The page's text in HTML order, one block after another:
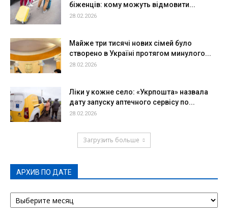
біженців: кому можуть відмовити...
28.02.2026
Майже три тисячі нових сімей було
створено в Україні протягом минулого...
28.02.2026
Ліки у кожне село: «Укрпошта» назвала
дату запуску аптечного сервісу по...
28.02.2026
Загрузить больше
АРХИВ ПО ДАТЕ
АРХИВ
ПО